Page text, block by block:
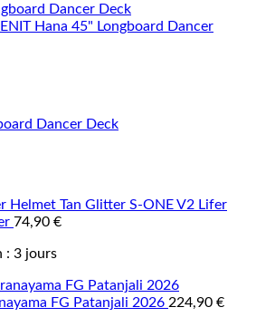
Dancer Deck
S-ONE V2 Lifer
74,90 €
: 3 jours
FG Patanjali 2026 224,90 €